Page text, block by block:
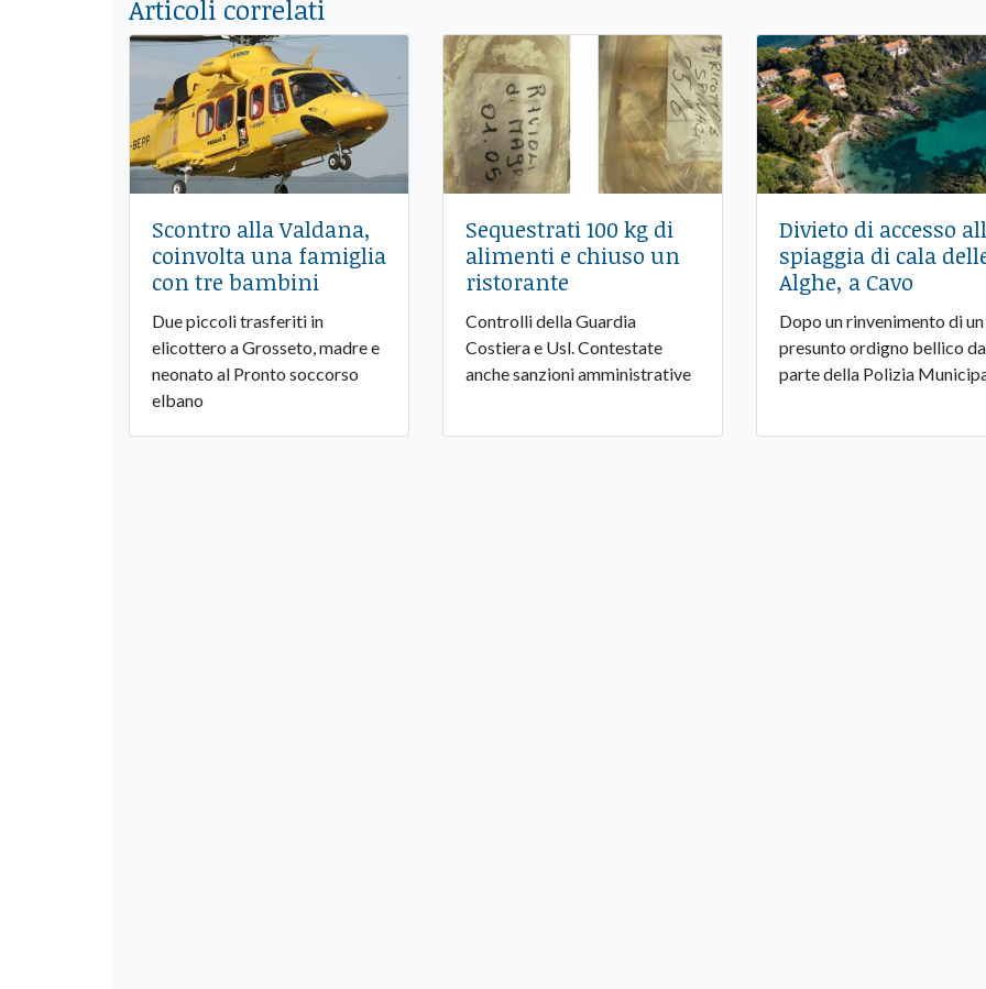
Articoli correlati
Scontro alla Valdana,
coinvolta una famiglia
con tre bambini
Due piccoli trasferiti in
elicottero a Grosseto, madre e
neonato al Pronto soccorso
elbano
Sequestrati 100 kg di
alimenti e chiuso un
ristorante
Controlli della Guardia
Costiera e Usl. Contestate
anche sanzioni amministrative
Divieto di accesso
spiaggia di cala
Alghe, a Cavo
Dopo un rinvenimento di un
presunto ordigno bellico da
parte della Polizia